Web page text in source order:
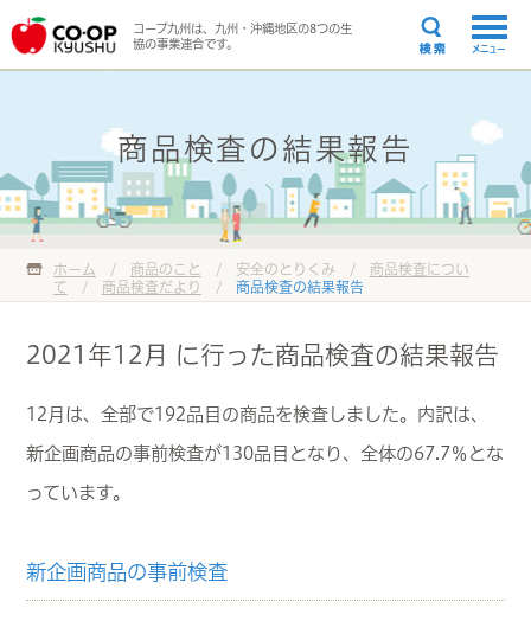
コープ九州は、九州・沖縄地区の8つの生
協の事業連合です。
メニュー
商品検査の結果報告
ホーム / 商品のこと / 安全のとりくみ /
商品検査につい
て / 商品検査だより / 商品検査の結果報告
2021年12月 に行った商品検査の結果報告
12月は、全部で192品目の商品を検査しました。内訳は、
新企画商品の事前検査が130品目となり、全体の67.7％とな
っています。
新企画商品の事前検査